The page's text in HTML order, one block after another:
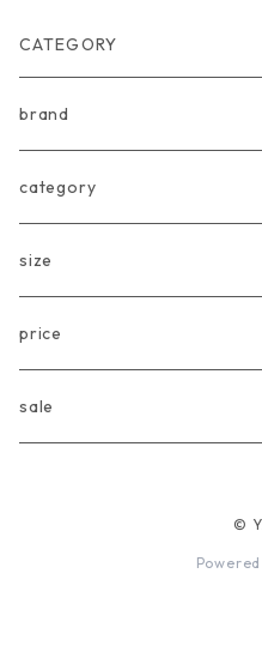
CATEGORY
brand
arkakama
Another Fox
CARLIJNQ
CIENTA
category
tops
bottoms
one piece
size
Baby
〜80cm
price
〜3000円
sale
©